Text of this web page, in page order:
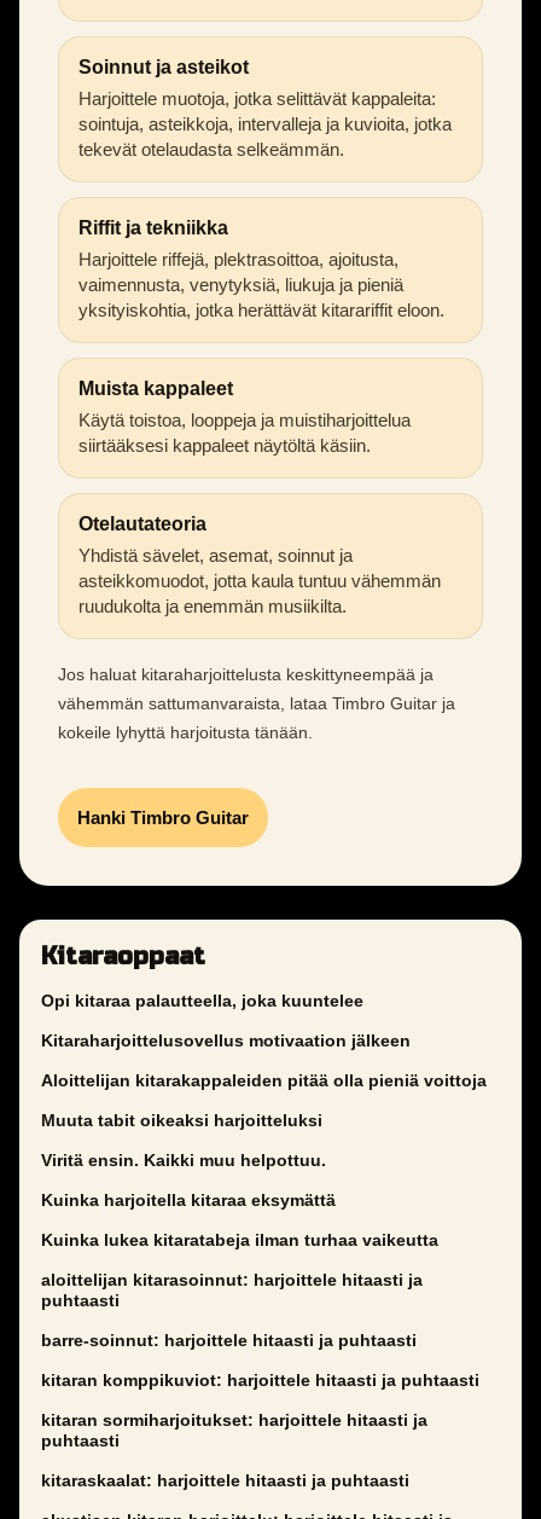
Soinnut ja asteikot
Harjoittele muotoja, jotka selittävät kappaleita:
sointuja, asteikkoja, intervalleja ja kuvioita, jotka
tekevät otelaudasta selkeämmän.
Riffit ja tekniikka
Harjoittele riffejä, plektrasoittoa, ajoitusta,
vaimennusta, venytyksiä, liukuja ja pieniä
yksityiskohtia, jotka herättävät kitarariffit eloon.
Muista kappaleet
Käytä toistoa, looppeja ja muistiharjoittelua
siirtääksesi kappaleet näytöltä käsiin.
Otelautateoria
Yhdistä sävelet, asemat, soinnut ja
asteikkomuodot, jotta kaula tuntuu vähemmän
ruudukolta ja enemmän musiikilta.
Jos haluat kitaraharjoittelusta keskittyneempää ja
vähemmän sattumanvaraista, lataa Timbro Guitar ja
kokeile lyhyttä harjoitusta tänään.
Hanki Timbro Guitar
Kitaraoppaat
Opi kitaraa palautteella, joka kuuntelee
Kitaraharjoittelusovellus motivaation jälkeen
Aloittelijan kitarakappaleiden pitää olla pieniä voittoja
Muuta tabit oikeaksi harjoitteluksi
Viritä ensin. Kaikki muu helpottuu.
Kuinka harjoitella kitaraa eksymättä
Kuinka lukea kitaratabeja ilman turhaa vaikeutta
aloittelijan kitarasoinnut: harjoittele hitaasti ja
puhtaasti
barre-soinnut: harjoittele hitaasti ja puhtaasti
kitaran komppikuviot: harjoittele hitaasti ja puhtaasti
kitaran sormiharjoitukset: harjoittele hitaasti ja
puhtaasti
kitaraskaalat: harjoittele hitaasti ja puhtaasti